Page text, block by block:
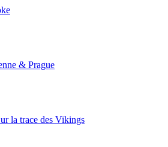
& Prague
la trace des Vikings